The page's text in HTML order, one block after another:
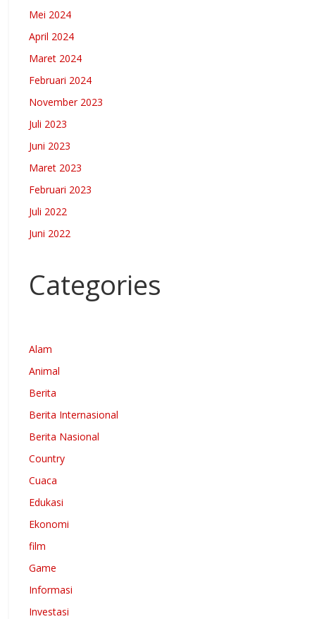
Mei 2024
April 2024
Maret 2024
Februari 2024
November 2023
Juli 2023
Juni 2023
Maret 2023
Februari 2023
Juli 2022
Juni 2022
Categories
Alam
Animal
Berita
Berita Internasional
Berita Nasional
Country
Cuaca
Edukasi
Ekonomi
film
Game
Informasi
Investasi